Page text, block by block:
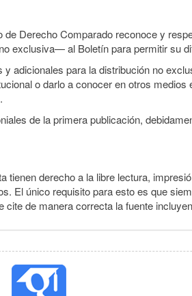
Derecho Comparado reconoce y
exclusiva— al Boletín para permitir su
adicionales para la distribución no
o darlo a conocer en otros
de la primera publicación,
derecho a la libre lectura,
El único requisito para esto es que
de manera correcta la fuente